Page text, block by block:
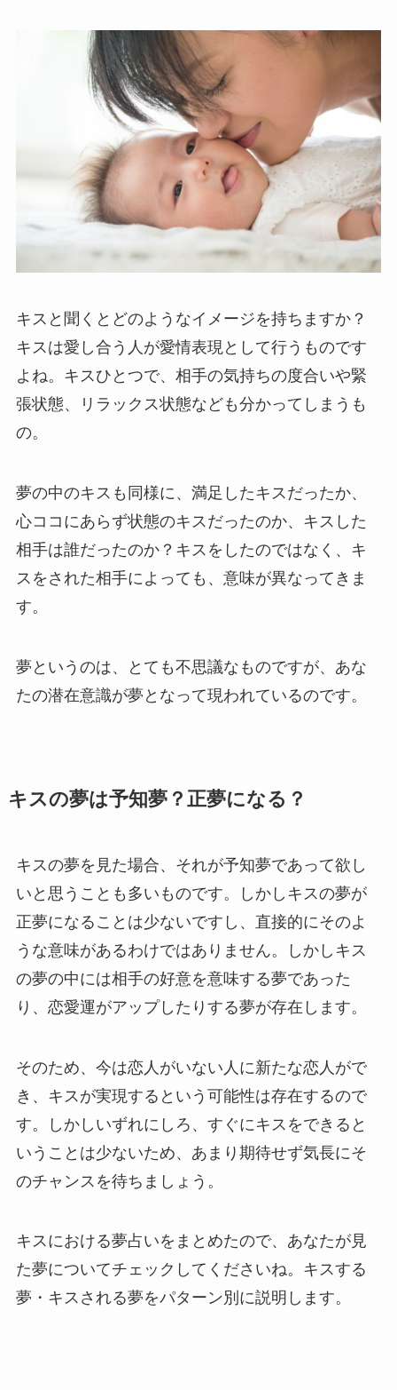
キスと聞くとどのようなイメージを持ちますか？
キスは愛し合う人が愛情表現として行うものです
よね。キスひとつで、相手の気持ちの度合いや緊
張状態、リラックス状態なども分かってしまうも
の。
夢の中のキスも同様に、満足したキスだったか、
心ココにあらず状態のキスだったのか、キスした
相手は誰だったのか？キスをしたのではなく、キ
スをされた相手によっても、意味が異なってきま
す。
夢というのは、とても不思議なものですが、あな
たの潜在意識が夢となって現われているのです。
キスの夢は予知夢？正夢になる？
キスの夢を見た場合、それが予知夢であって欲し
いと思うことも多いものです。しかしキスの夢が
正夢になることは少ないですし、直接的にそのよ
うな意味があるわけではありません。しかしキス
の夢の中には相手の好意を意味する夢であった
り、恋愛運がアップしたりする夢が存在します。
そのため、今は恋人がいない人に新たな恋人がで
き、キスが実現するという可能性は存在するので
す。しかしいずれにしろ、すぐにキスをできると
いうことは少ないため、あまり期待せず気長にそ
のチャンスを待ちましょう。
キスにおける夢占いをまとめたので、あなたが見
た夢についてチェックしてくださいね。キスする
夢・キスされる夢をパターン別に説明します。